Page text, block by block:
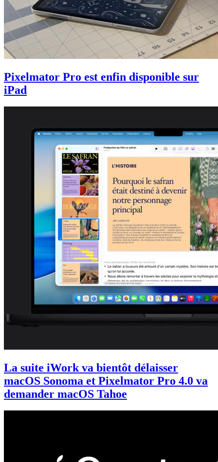
Pixelmator Pro est enfin disponible sur
iPad
La suite iWork va bientôt délaisser
macOS Sonoma et Pixelmator Pro 4.0 va
demander macOS Tahoe